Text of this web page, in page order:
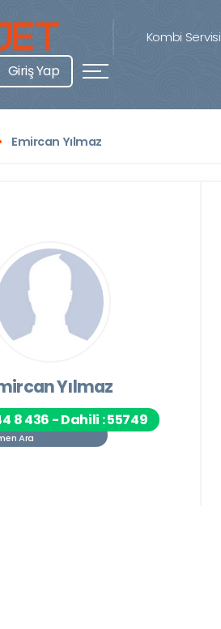
Kombi Servisi
Giriş Yap
Emircan Yılmaz
Yılmaz
8 436 - Dahili : 55749
Ara